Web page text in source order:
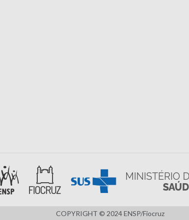
COPYRIGHT © 2024 ENSP/Fiocruz